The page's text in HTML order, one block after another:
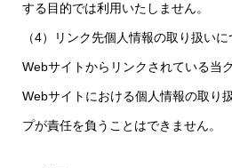
する目的では利用いたしません。
（4）リンク先個人情報の取り扱いに
Webサイトからリンクされている当
Webサイトにおける個人情報の取り
プが責任を負うことはできません。